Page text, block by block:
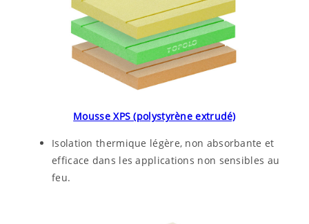
Mousse XPS (polystyrène extrudé)
Isolation thermique légère, non absorbante et
efficace dans les applications non sensibles au
feu.